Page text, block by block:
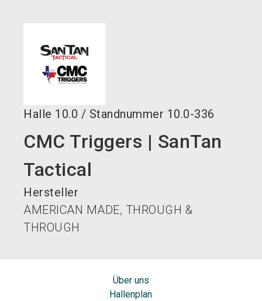
Halle 10.0 / Standnummer 10.0-336
CMC Triggers | SanTan
Tactical
Hersteller
AMERICAN MADE, THROUGH &
THROUGH
Über uns
Hallenplan